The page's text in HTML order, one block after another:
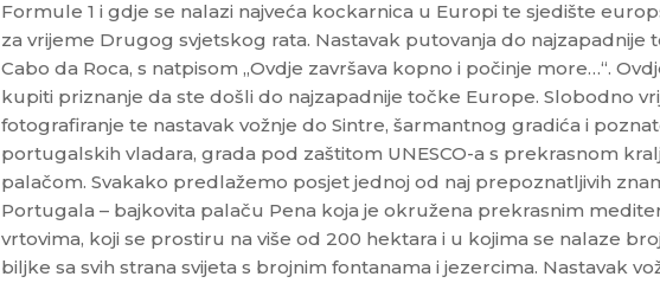
Formule 1 i gdje se nalazi najveća kockarnica u Europi te sjedište
za vrijeme Drugog svjetskog rata. Nastavak putovanja do najzapadnije
Cabo da Roca, s natpisom „Ovdje završava kopno i počinje more…“.
kupiti priznanje da ste došli do najzapadnije točke Europe. Slobodno
fotografiranje te nastavak vožnje do Sintre, šarmantnog gradića i
portugalskih vladara, grada pod zaštitom UNESCO-a s prekrasnom
palačom. Svakako predlažemo posjet jednoj od naj prepoznatljivih
Portugala – bajkovita palaču Pena koja je okružena prekrasnim
vrtovima, koji se prostiru na više od 200 hektara i u kojima se nalaze
biljke sa svih strana svijeta s brojnim fontanama i jezercima. Nastavak